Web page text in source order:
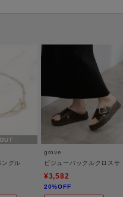
のレーヨン／ポリエステルのニ
に嬉しい素材です。
ンツ
ングル
grove
ビジューバックルクロスサ
¥3,582
20%OFF